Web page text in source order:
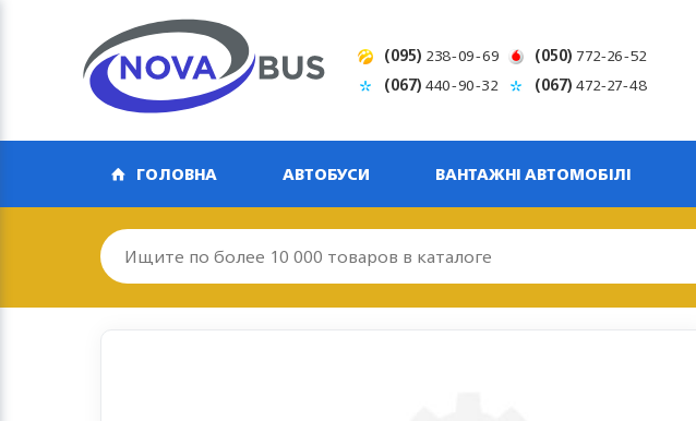
(095) 238-09-69 (050) 772-26-52
(067)440-90-32 (067)472-27-48
ГОЛОВНА АВТОБУСИ ВАНТАЖНІ АВТОМОБІЛІ